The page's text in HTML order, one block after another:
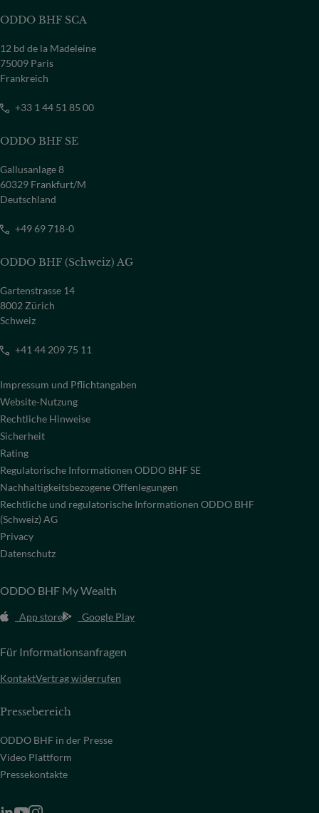
ODDO BHF SCA
12 bd de la Madeleine
75009 Paris
Frankreich
+33 1 44 51 85 00
ODDO BHF SE
Gallusanlage 8
60329 Frankfurt/M
Deutschland
+49 69 718-0
ODDO BHF (Schweiz) AG
Gartenstrasse 14
8002 Zürich
Schweiz
+41 44 209 75 11
Impressum und Pflichtangaben
Website-Nutzung
Rechtliche Hinweise
Sicherheit
Rating
Regulatorische Informationen ODDO BHF SE
Nachhaltigkeitsbezogene Offenlegungen
Rechtliche und regulatorische Informationen ODDO BHF
(Schweiz) AG
Privacy
Datenschutz
ODDO BHF My Wealth
App store Google Play
Für Informationsanfragen
KontaktVertrag widerrufen
Pressebereich
ODDO BHF in der Presse
Video Plattform
Pressekontakte